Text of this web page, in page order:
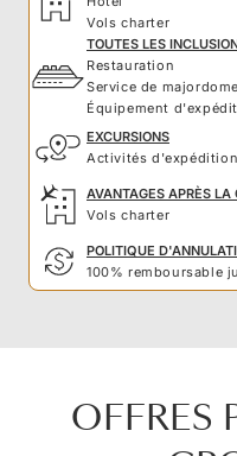
Vols charter
TOUTES LES
Restauration
Service de majordome
Équipement
EXCURSIONS
Activités d'expédition
AVANTAGES APRÈS LA
Vols charter
POLITIQUE
100% remboursable
OFFRES